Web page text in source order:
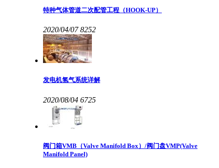
特种气体管道二次配管工程（HOOK-UP）
2020/04/07 8252
发电机氢气系统详解
2020/08/04 6725
阀门箱VMB（Valve Manifold Box）/阀门盘VMP(Valve
Manifold Panel)